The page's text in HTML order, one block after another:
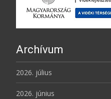
Archívum
2026. július
2026. június